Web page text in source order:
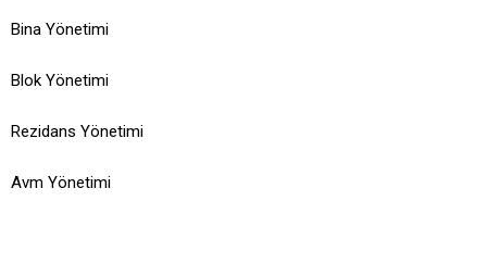
Bina Yönetimi
Blok Yönetimi
Rezidans Yönetimi
Avm Yönetimi